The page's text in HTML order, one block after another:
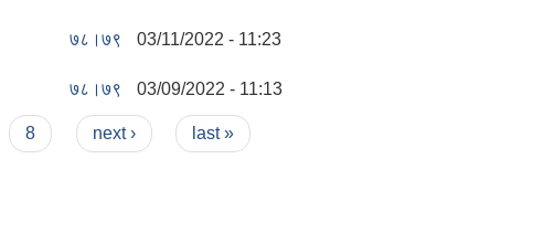
७८।७९ 03/11/2022 - 11:23
७८।७९ 03/09/2022 - 11:13
8 next › last »